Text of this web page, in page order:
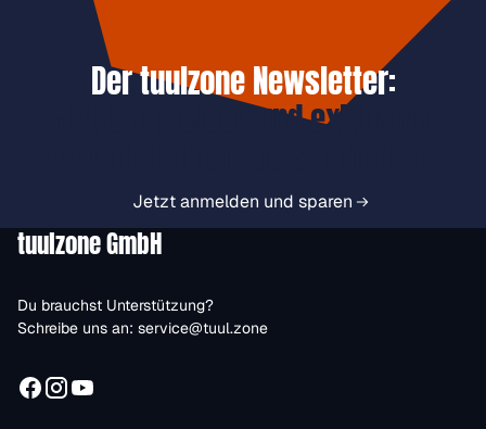
Der tuulzone Newsletter:
Jetzt anmelden und exklusive
Jetzt anmelden und sparen
tuulzone GmbH
Du brauchst Unterstützung?
Schreibe uns an: service@tuul.zone